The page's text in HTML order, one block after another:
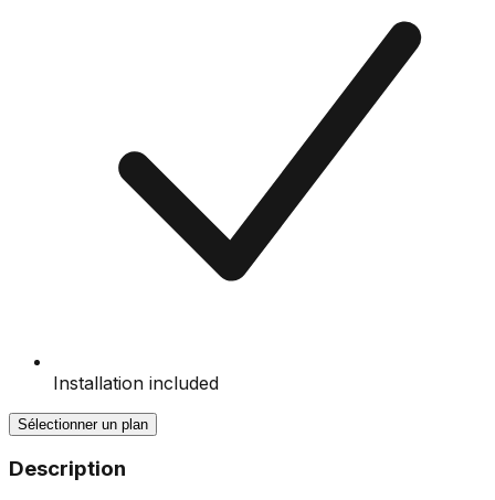
Installation included
Sélectionner un plan
Description